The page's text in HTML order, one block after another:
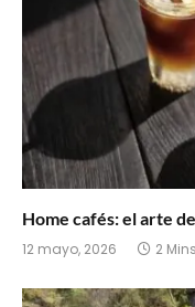
Home cafés: el arte
12 mayo, 2026 2